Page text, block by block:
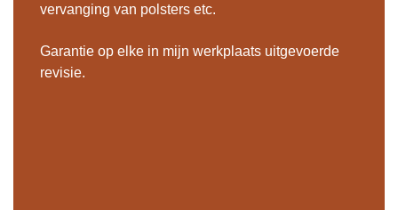
vervanging van polsters etc.
Garantie op elke in mijn werkplaats uitgevoerde
revisie.